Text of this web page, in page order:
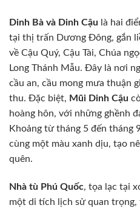
Dinh Bà và Dinh Cậu là hai
tại thị trấn Dương Đông, gắn
về Cậu Quý, Cậu Tài, Chúa
Long Thánh Mẫu. Đây là nơi
cầu an, cầu mong mưa thuận
thu. Đặc biệt, Mũi Dinh Cậu
hoàng hôn, với những ghềnh
Khoảng từ tháng 5 đến tháng
cùng một màu xanh dịu, tạo
quên.
Nhà tù Phú Quốc, tọa lạc tại
một di tích lịch sử quan